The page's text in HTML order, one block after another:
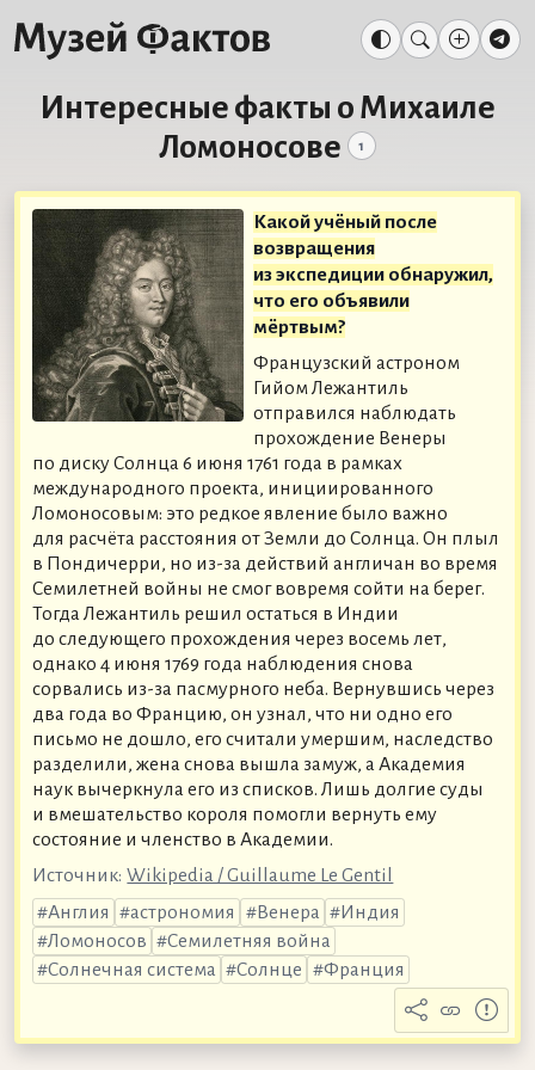
Интересные факты о Михаиле
Ломоносове
1
Какой учёный после
возвращения
из экспедиции обнаружил,
что его объявили
мёртвым?
Французский астроном
Гийом Лежантиль
отправился наблюдать
прохождение Венеры
по диску Солнца 6 июня 1761 года в рамках
международного проекта, инициированного
Ломоносовым: это редкое явление было важно
для расчёта расстояния от Земли до Солнца. Он плыл
в Пондичерри, но из-за действий англичан во время
Семилетней войны не смог вовремя сойти на берег.
Тогда Лежантиль решил остаться в Индии
до следующего прохождения через восемь лет,
однако 4 июня 1769 года наблюдения снова
сорвались из-за пасмурного неба. Вернувшись через
два года во Францию, он узнал, что ни одно его
письмо не дошло, его считали умершим, наследство
разделили, жена снова вышла замуж, а Академия
наук вычеркнула его из списков. Лишь долгие суды
и вмешательство короля помогли вернуть ему
состояние и членство в Академии.
Источник: Wikipedia / Guillaume Le Gentil
Англия
астрономия Венера
Индия
Ломоносов
Семилетняя война
Солнечная система
Солнце Франция